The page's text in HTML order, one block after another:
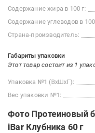
Содержание жира в 100 г:
Содержание углеводов в 100
Страна-производитель:
Габариты упаковки
Этот товар состоит из 1
Упаковка №1 (ВхШхГ):
Вес упаковки №1:
Фото Протеиновый
iBar Клубника 60 г